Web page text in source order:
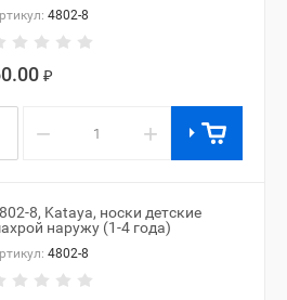
4802-8
₽
− +
8, Kataya, носки детские
наружу (1-4 года)
4802-8